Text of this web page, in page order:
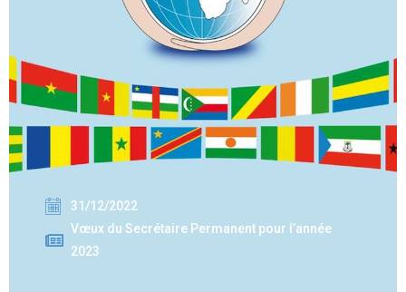
31/12/2022
Vœux du Secrétaire Permanent pour l’année
2023